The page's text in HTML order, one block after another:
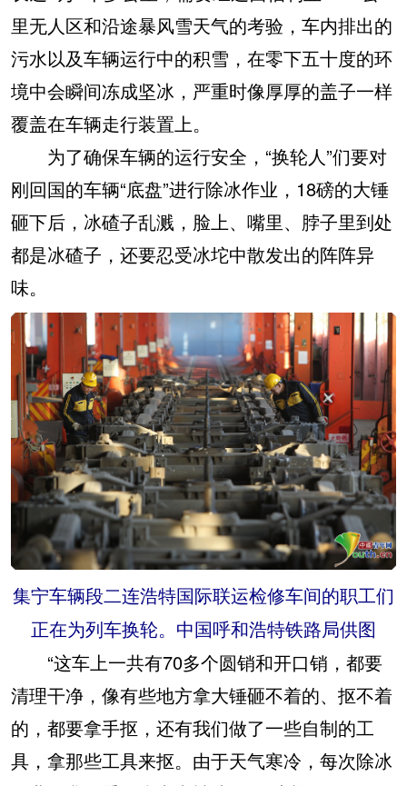
里无人区和沿途暴风雪天气的考验，车内排出的
污水以及车辆运行中的积雪，在零下五十度的环
境中会瞬间冻成坚冰，严重时像厚厚的盖子一样
覆盖在车辆走行装置上。
为了确保车辆的运行安全，“换轮人”们要对
刚回国的车辆“底盘”进行除冰作业，18磅的大锤
砸下后，冰碴子乱溅，脸上、嘴里、脖子里到处
都是冰碴子，还要忍受冰坨中散发出的阵阵异
味。
集宁车辆段二连浩特国际联运检修车间的职工们
正在为列车换轮。中国呼和浩特铁路局供图
“这车上一共有70多个圆销和开口销，都要
清理干净，像有些地方拿大锤砸不着的、抠不着
的，都要拿手抠，还有我们做了一些自制的工
具，拿那些工具来抠。由于天气寒冷，每次除冰